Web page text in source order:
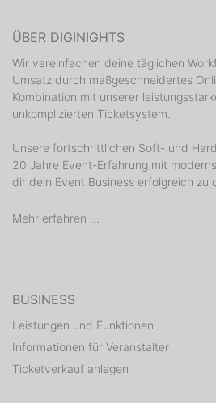
ÜBER DIGINIGHTS
Wir vereinfachen deine täglichen
Umsatz durch maßgeschneidertes
Kombination mit unserer
unkomplizierten Ticketsystem.
Unsere fortschrittlichen Soft- und
20 Jahre Event-Erfahrung mit
dir dein Event Business erfolgreich zu
Mehr erfahren ...
BUSINESS
Leistungen und Funktionen
Informationen für Veranstalter
Ticketverkauf anlegen